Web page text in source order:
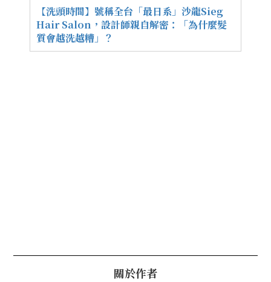
【洗頭時間】號稱全台「最日系」沙龍Sieg
Hair Salon，設計師親自解密：「為什麼髮
質會越洗越糟」？
關於作者